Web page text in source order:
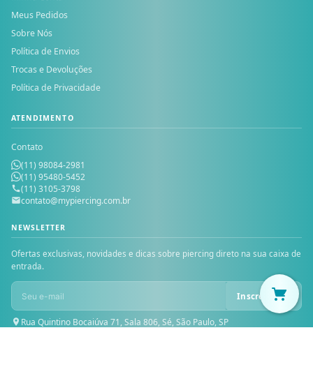
Meus Pedidos
Sobre Nós
Política de Envios
Trocas e Devoluções
Política de Privacidade
ATENDIMENTO
Contato
(11) 98084-2981
(11) 95480-5452
(11) 3105-3798
contato@mypiercing.com.br
NEWSLETTER
Ofertas exclusivas, novidades e dicas sobre piercing direto na sua caixa de
entrada.
Inscrever-se
Rua Quintino Bocaiúva 71, Sala 806, Sé, São Paulo, SP